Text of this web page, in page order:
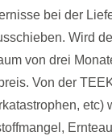
bei der
Wird
von drei
Von der
etc)